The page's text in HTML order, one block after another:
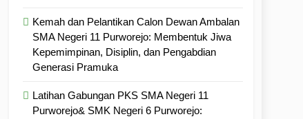
Kemah dan Pelantikan Calon Dewan Ambalan
SMA Negeri 11 Purworejo: Membentuk Jiwa
Kepemimpinan, Disiplin, dan Pengabdian
Generasi Pramuka
Latihan Gabungan PKS SMA Negeri 11
Purworejo& SMK Negeri 6 Purworejo: